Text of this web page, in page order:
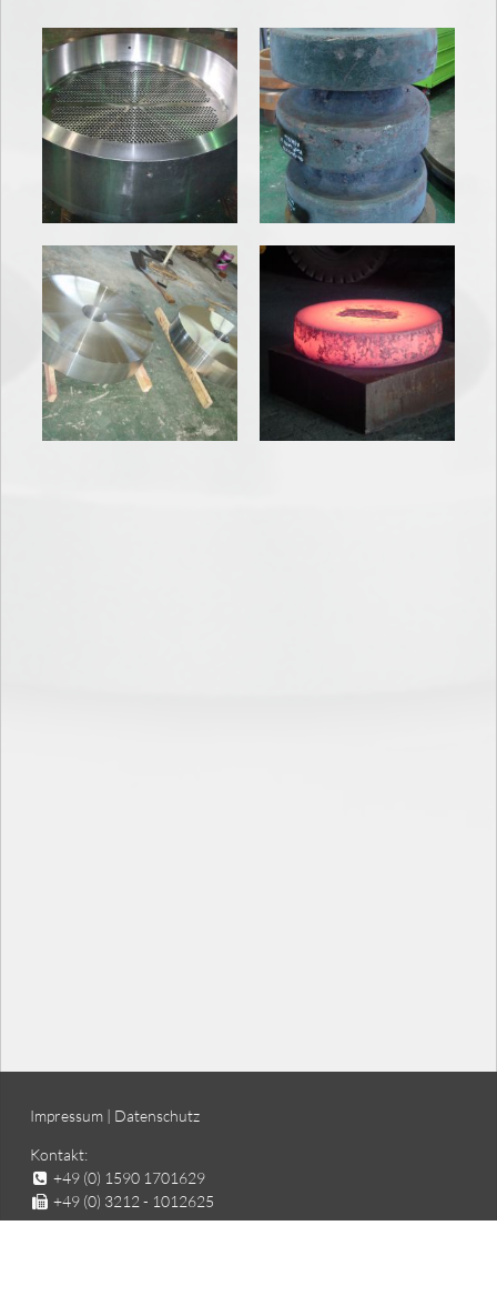
Impressum | Datenschutz
Kontakt:
+49 (0) 1590 1701629
+49 (0) 3212 - 1012625